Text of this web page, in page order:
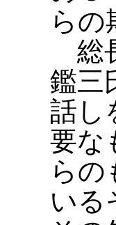
らの
総
鑑三
話し
要な
らの
いる